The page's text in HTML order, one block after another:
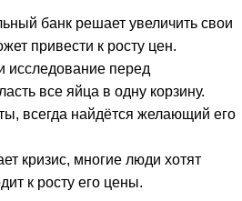
банк решает увеличить свои
привести к росту цен.
исследование перед
все яйца в одну корзину.
всегда найдётся желающий его
кризис, многие люди хотят
к росту его цены.